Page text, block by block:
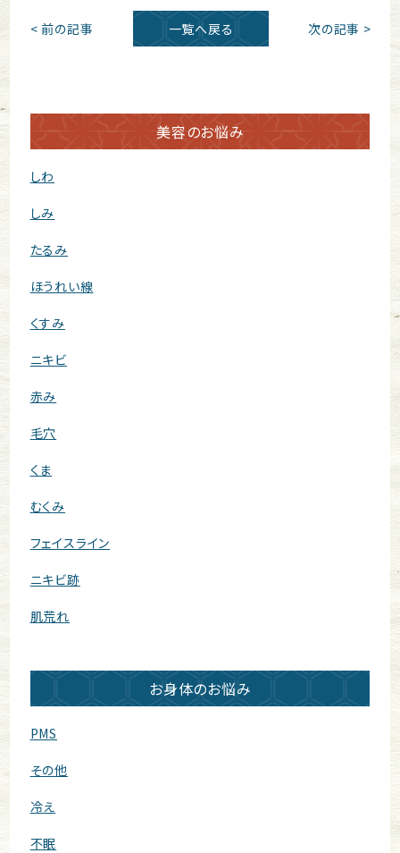
< 前の記事 一覧へ戻る 次の記事 >
美容のお悩み
しわ
しみ
たるみ
ほうれい線
くすみ
ニキビ
赤み
毛穴
くま
むくみ
フェイスライン
ニキビ跡
肌荒れ
お身体のお悩み
PMS
その他
冷え
不眠